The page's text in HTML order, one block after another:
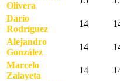
Olivera
Darío
Rodríguez
14
Alejandro
González
14
Marcelo
Zalayeta
14